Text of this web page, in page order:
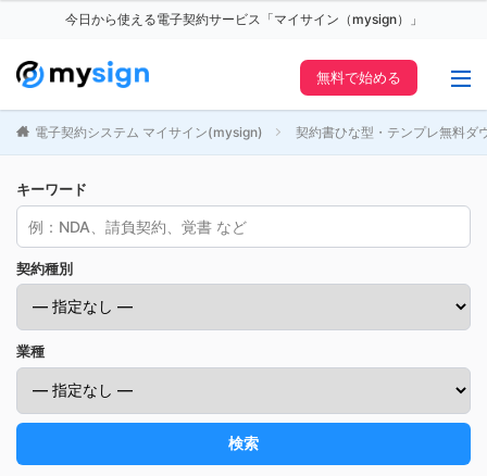
今日から使える電子契約サービス「マイサイン（mysign）」
無料で始める
電子契約システム マイサイン(mysign) 契約書ひな型・テンプレ無料ダ
キーワード
契約種別
業種
検索